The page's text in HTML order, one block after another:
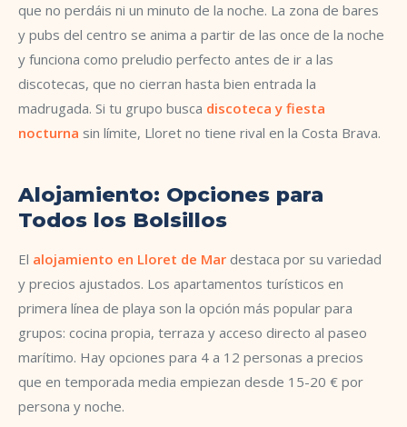
que no perdáis ni un minuto de la noche. La zona de bares
y pubs del centro se anima a partir de las once de la noche
y funciona como preludio perfecto antes de ir a las
discotecas, que no cierran hasta bien entrada la
madrugada. Si tu grupo busca discoteca y fiesta
nocturna sin límite, Lloret no tiene rival en la Costa Brava.
Alojamiento: Opciones para
Todos los Bolsillos
El alojamiento en Lloret de Mar destaca por su variedad
y precios ajustados. Los apartamentos turísticos en
primera línea de playa son la opción más popular para
grupos: cocina propia, terraza y acceso directo al paseo
marítimo. Hay opciones para 4 a 12 personas a precios
que en temporada media empiezan desde 15-20 € por
persona y noche.